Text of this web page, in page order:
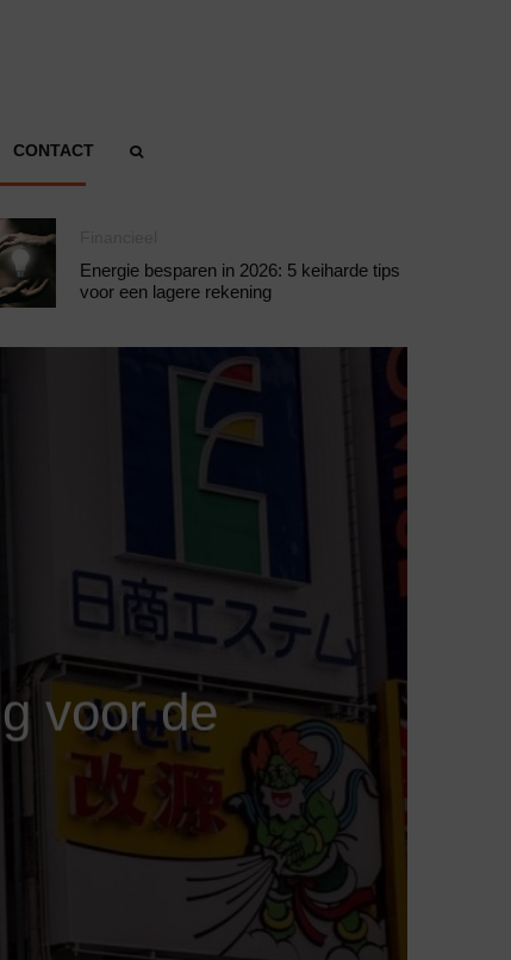
CONTACT
Energie besparen in 2026: 5 keiharde tips
voor een lagere rekening
voor de